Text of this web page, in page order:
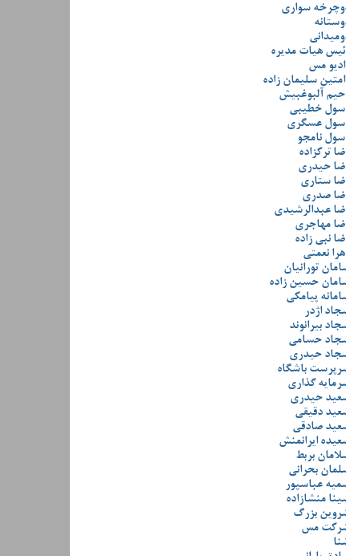
سواری
هیات مدیره
مس
سلیمان زاده
آلبوغبیش
خطیبی
عسگری
نامجو
ترکزاده
حیدری
ستاری
صدری
عبدالرشیدی
مهاجری
نبی زاده
نعمتی
تورانیان
حسین زاده
پیامکی
اژدر
بیرانوند
حسامی
حیدری
باشگاه
گذاری
حیدری
دقیقی
صادقی
ایرانمنش
بربط
بحرانی
عباسپور
منشازاده
بزرگ
مس